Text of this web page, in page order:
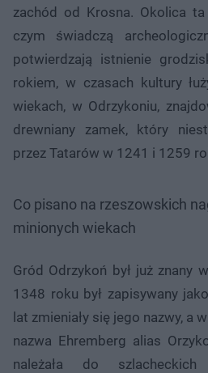
zachód od Krosna. Okolica
czym świadczą
potwierdzają istnienie
rokiem, w czasach kultury
wiekach, w Odrzykoniu,
drewniany zamek, który
przez Tatarów w 1241 i 1259
Co pisano na rzeszowskich
minionych wiekach
Gród Odrzykoń był już znany
1348 roku był zapisywany
lat zmieniały się jego nazwy, a
nazwa Ehremberg alias
należała do